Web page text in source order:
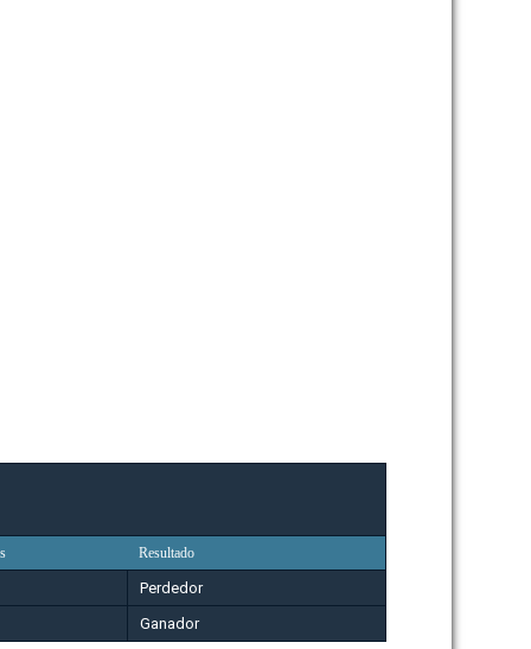
Resultado
Perdedor
Ganador